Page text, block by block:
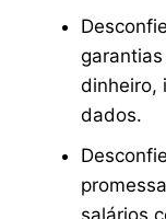
dinheiro,
dados.